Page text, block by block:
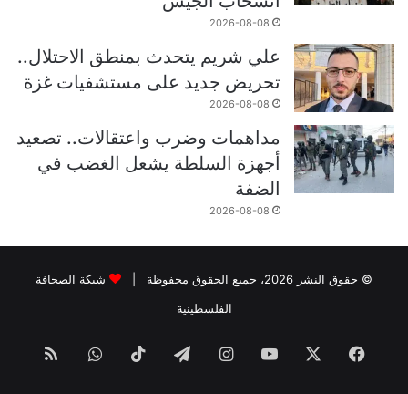
2026-08-08
علي شريم يتحدث بمنطق الاحتلال..
تحريض جديد على مستشفيات غزة
2026-08-08
مداهمات وضرب واعتقالات.. تصعيد
أجهزة السلطة يشعل الغضب في
الضفة
2026-08-08
© حقوق النشر 2026، جميع الحقوق محفوظة |
شبكة الصحافة
الفلسطينية
فيسبوك ‫YouTubeانستقرامتيلقرام ‫TikTokواتسابملخص